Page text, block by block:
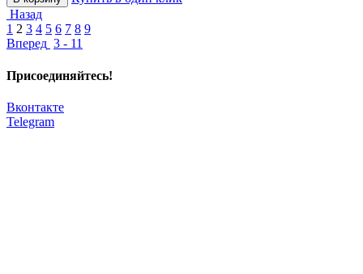
Назад
1 2 3 4 5 6 7 8 9
Вперед 3 - 11
Присоединяйтесь!
Вконтакте
Telegram